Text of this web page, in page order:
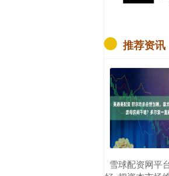
推荐资讯
雪球配资网平